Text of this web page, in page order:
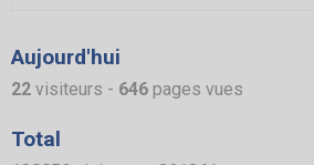
Aujourd'hui
22 visiteurs - 646 pages vues
Total